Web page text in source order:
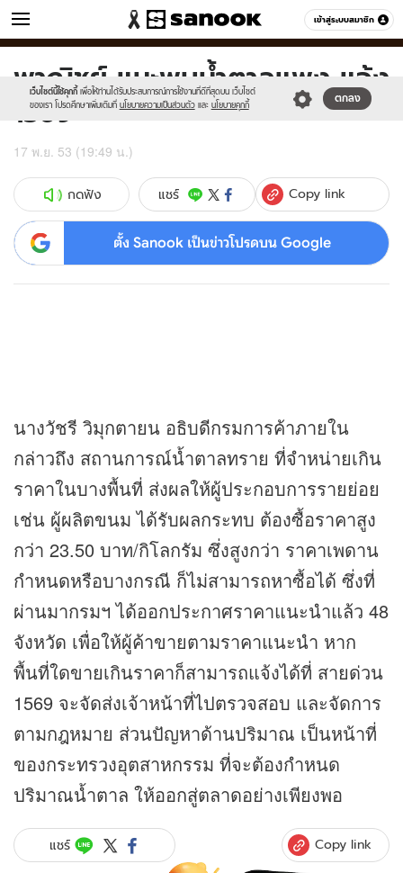
เข้าสู่ระบบสมาชิก
ข่าว หมวดอื่นๆ
เว็บไซต์นี้ใช้คุกกี้ เพื่อให้ท่านได้รับประสบการณ์การใช้งานที่ดีที่สุดบน เว็บไซต์
ของเรา โปรดศึกษาเพิ่มเติมที่ นโยบายความเป็นส่วนตัว และ นโยบายคุกกี้
ตกลง
Sanook
//s.isanook.com/sr/0/images/logo-
new-
sanook.png
600
60
พาณิชย์ แนะพบน้ำตาลแพง แจ้ง
1569
17 พ.ย. 53 (19:49 น.)
กดฟัง แชร์ Copy link
ตั้ง Sanook เป็นข่าวโปรดบน Google
นางวัชรี วิมุกตายน อธิบดีกรมการค้าภายใน
กล่าวถึง สถานการณ์น้ำตาลทราย ที่จำหน่ายเกิน
ราคาในบางพื้นที่ ส่งผลให้ผู้ประกอบการรายย่อย
เช่น ผู้ผลิตขนม ได้รับผลกระทบ ต้องซื้อราคาสูง
กว่า 23.50 บาท/กิโลกรัม ซึ่งสูงกว่า ราคาเพดาน
กำหนดหรือบางกรณี ก็ไม่สามารถหาซื้อได้ ซึ่งที่
ผ่านมากรมฯ ได้ออกประกาศราคาแนะนำแล้ว 48
จังหวัด เพื่อให้ผู้ค้าขายตามราคาแนะนำ หาก
พื้นที่ใดขายเกินราคาก็สามารถแจ้งได้ที่ สายด่วน
1569 จะจัดส่งเจ้าหน้าที่ไปตรวจสอบ และจัดการ
ตามกฎหมาย ส่วนปัญหาด้านปริมาณ เป็นหน้าที่
ของกระทรวงอุตสาหกรรม ที่จะต้องกำหนด
ปริมาณน้ำตาล ให้ออกสู่ตลาดอย่างเพียงพอ
แชร์ Copy link